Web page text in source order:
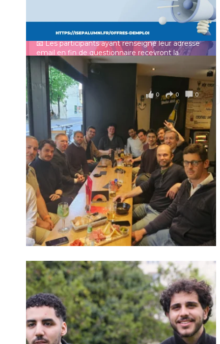
Charger plus Suivre sur Instagram
un panorama complet de la situation socio-
professionnelle des ingénieurs et scientifiques
français.
📧 Les participants ayant renseigné leur adresse
email en fin de questionnaire recevront la
synthèse des résultats...Voir plus
il y a 4 mois
0 0 0
Voir sur Facebook
Mot de passe
Se souvenir de moi
Connexion
Identifiant oublié ?
Mot de passe
oublié ?